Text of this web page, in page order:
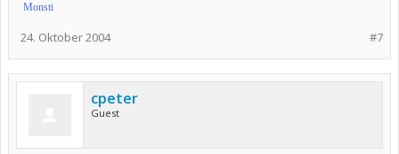
Monsti
#7
24. Oktober 2004
cpeter
Guest